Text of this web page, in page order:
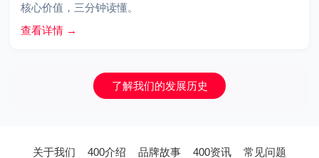
核心价值，三分钟读懂。
查看详情 →
了解我们的发展历史
关于我们 400介绍 品牌故事 400资讯 常见问题